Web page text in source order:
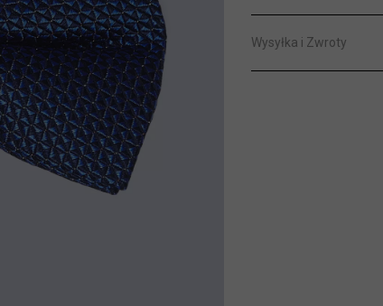
Wysyłka i Zwroty